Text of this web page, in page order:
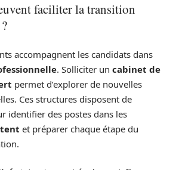
faciliter la transition
accompagnent les candidats dans
. Solliciter un cabinet de
permet d’explorer de nouvelles
Ces structures disposent de
identifier des postes dans les
et préparer chaque étape du